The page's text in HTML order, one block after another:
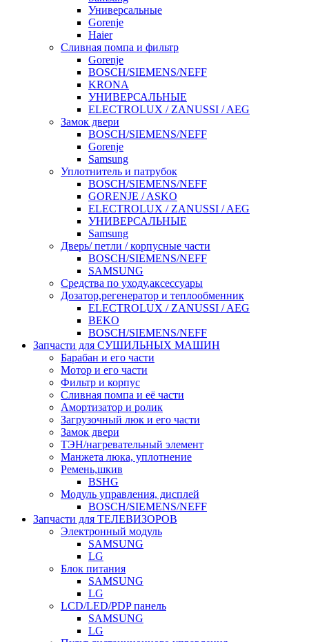
Универсальные
Gorenje
Haier
Сливная помпа и фильтр
Gorenje
BOSCH/SIEMENS/NEFF
KRONA
УНИВЕРСАЛЬНЫЕ
ELECTROLUX / ZANUSSI / AEG
Замок двери
BOSCH/SIEMENS/NEFF
Gorenje
Samsung
Уплотнитель и патрубок
BOSCH/SIEMENS/NEFF
GORENJE / ASKO
ELECTROLUX / ZANUSSI / AEG
УНИВЕРСАЛЬНЫЕ
Samsung
Дверь/ петли / корпусные части
BOSCH/SIEMENS/NEFF
SAMSUNG
Средства по уходу,аксессуары
Дозатор,регенератор и теплообменник
ELECTROLUX / ZANUSSI / AEG
BEKO
BOSCH/SIEMENS/NEFF
Запчасти для СУШИЛЬНЫХ МАШИН
Барабан и его части
Мотор и его части
Фильтр и корпус
Сливная помпа и её части
Амортизатор и ролик
Загрузочный люк и его части
Замок двери
ТЭН/нагревательный элемент
Манжета люка, уплотнение
Ремень,шкив
BSHG
Модуль управления, дисплей
BOSCH/SIEMENS/NEFF
Запчасти для ТЕЛЕВИЗОРОВ
Электронный модуль
SAMSUNG
LG
Блок питания
SAMSUNG
LG
LCD/LED/PDP панель
SAMSUNG
LG